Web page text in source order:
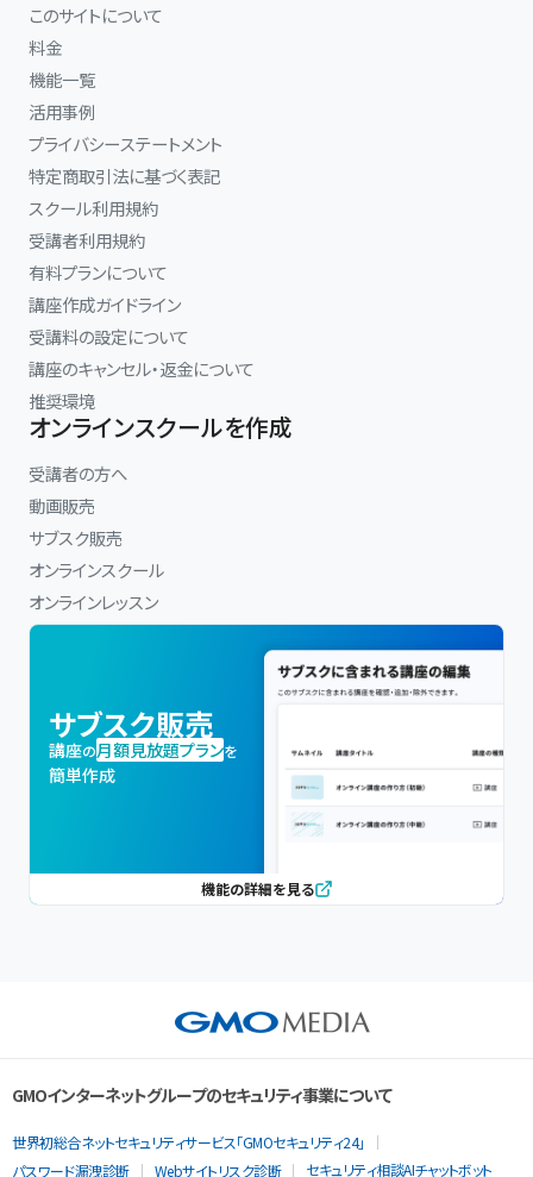
このサイトについて
料金
機能一覧
活用事例
プライバシーステートメント
特定商取引法に基づく表記
スクール利用規約
受講者利用規約
有料プランについて
講座作成ガイドライン
受講料の設定について
講座のキャンセル・返金について
推奨環境
オンラインスクールを作成
受講者の方へ
動画販売
サブスク販売
オンラインスクール
オンラインレッスン
サブスク販売
講座の月額見放題プランを
簡単作成
機能の詳細を見る
GMOインターネットグループのセキュリティ事業について
世界初総合ネットセキュリティサービス「GMOセキュリティ24」
パスワード漏洩診断
Webサイトリスク診断 セキュリティ相談AIチャットボット